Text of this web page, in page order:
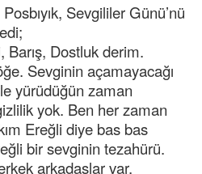
Sevgililer Günü’nü
Barış, Dostluk derim.
Sevginin açamayacağı
yürüdüğün zaman
yok. Ben her zaman
Ereğli diye bas bas
bir sevginin tezahürü.
arkadaşlar var,